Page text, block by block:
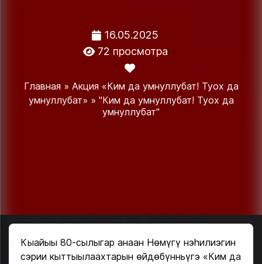
16.05.2025
72 просмотра
Главная » Акция «Ким да умнуллубат! Туох да
умнуллубат» » "Ким да умнуллубат! Туох да
умнуллубат"
Кыайыы 80-сылыгар анаан Нөмүгү нэһилиэгин
сэрии кыттыылаахтарын өйдөбүнньүгэ «Ким да